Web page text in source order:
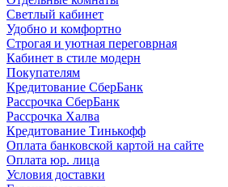
Светлый кабинет
Удобно и комфортно
Строгая и уютная переговрная
Кабинет в стиле модерн
Покупателям
Кредитование СберБанк
Рассрочка СберБанк
Рассрочка Халва
Кредитование Тинькофф
Оплата банковской картой на сайте
Оплата юр. лица
Условия доставки